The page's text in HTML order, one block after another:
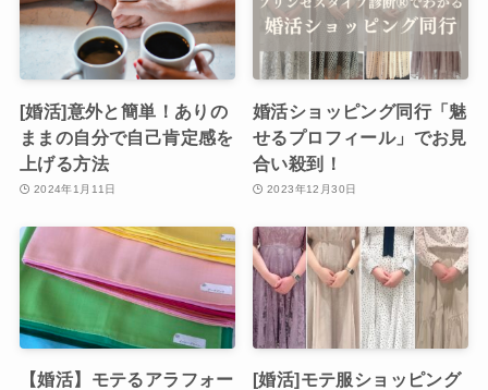
[婚活]意外と簡単！ありの
ままの自分で自己肯定感を
上げる方法
2024年1月11日
婚活ショッピング同行「魅
せるプロフィール」でお見
合い殺到！
2023年12月30日
【婚活】モテるアラフォー
[婚活]モテ服ショッピング